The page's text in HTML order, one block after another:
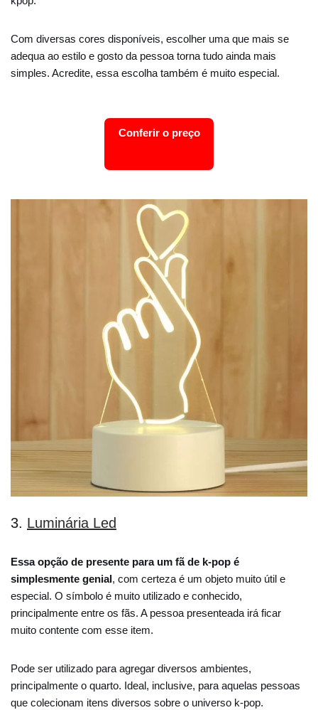
Com diversas cores disponíveis, escolher uma que mais se
adequa ao estilo e gosto da pessoa torna tudo ainda mais
simples. Acredite, essa escolha também é muito especial.
Conferir o preço
3. Luminária Led
Essa opção de presente para um fã de k-pop é
simplesmente genial, com certeza é um objeto muito útil e
especial. O símbolo é muito utilizado e conhecido,
principalmente entre os fãs. A pessoa presenteada irá ficar
muito contente com esse item.
Pode ser utilizado para agregar diversos ambientes,
principalmente o quarto. Ideal, inclusive, para aquelas pessoas
que colecionam itens diversos sobre o universo k-pop.